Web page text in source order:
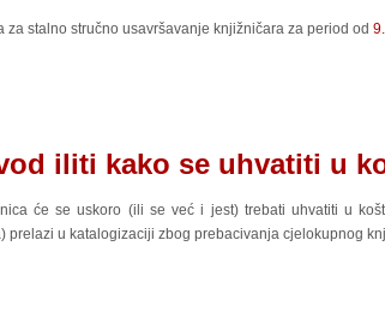
stalno stručno usavršavanje knjižničara za period od
iliti kako se uhvatiti u
će se uskoro (ili se već i jest) trebati uhvatiti u
u katalogizaciji zbog prebacivanja cjelokupnog